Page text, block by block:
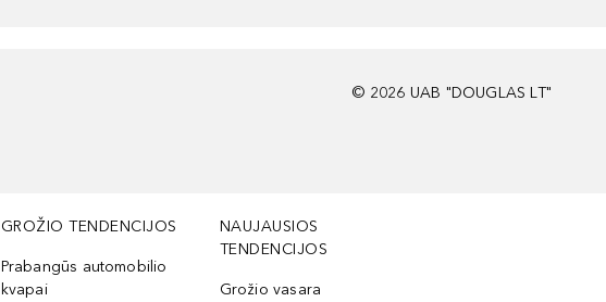
© 2026 UAB "DOUGLAS LT"
GROŽIO TENDENCIJOS
Prabangūs automobilio
kvapai
NAUJAUSIOS
TENDENCIJOS
Grožio vasara